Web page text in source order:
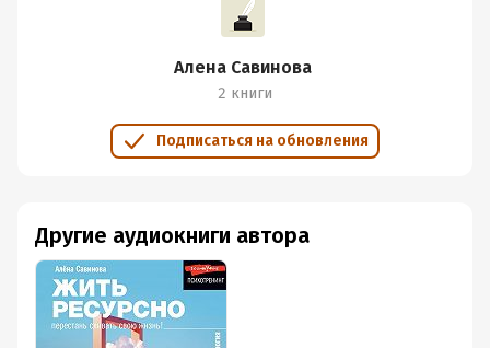
Алена Савинова
2 книги
Подписаться на обновления
Другие аудиокниги автора